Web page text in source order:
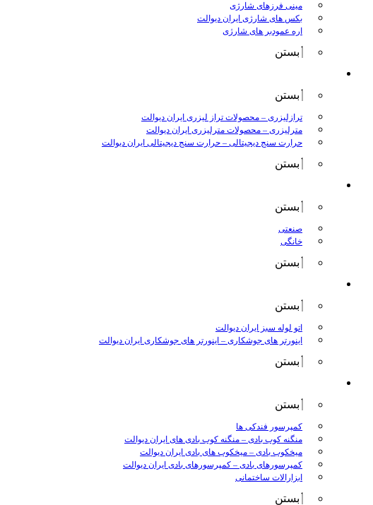
مینی فرزهای شارژی
بکس های شارژی ایران دیوالت
اره عمودبر های شارژی
بستن
بستن
ترازلیزری – محصولات تراز لیزری ایران دیوالت
مترلیزری – محصولات مترلیزری ایران دیوالت
حرارت سنج دیجیتالی – حرارت سنج دیجیتالی ایران دیوالت
بستن
بستن
صنعتی
خانگی
بستن
بستن
اتو لوله سبز ایران دیوالت
اینورتر های جوشکاری – اینورتر های جوشکاری ایران دیوالت
بستن
بستن
کمپرسور فندکی ها
منگنه کوب بادی – منگنه کوب بادی های ایران دیوالت
میخکوب بادی – میخکوب های بادی ایران دیوالت
کمپرسورهای بادی – کمپرسورهای بادی ایران دیوالت
ابزارالات ساختمانی
بستن